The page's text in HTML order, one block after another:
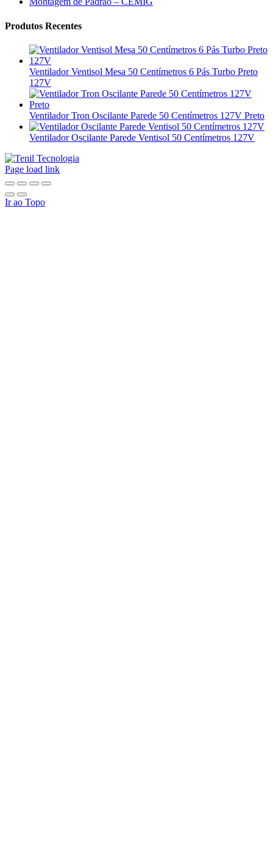
Produtos Recentes
Ventilador Ventisol Mesa 50 Centímetros 6 Pás Turbo Preto
127V
Ventilador Tron Oscilante Parede 50 Centímetros 127V Preto
Ventilador Oscilante Parede Ventisol 50 Centímetros 127V
Page load link
Ir ao Topo